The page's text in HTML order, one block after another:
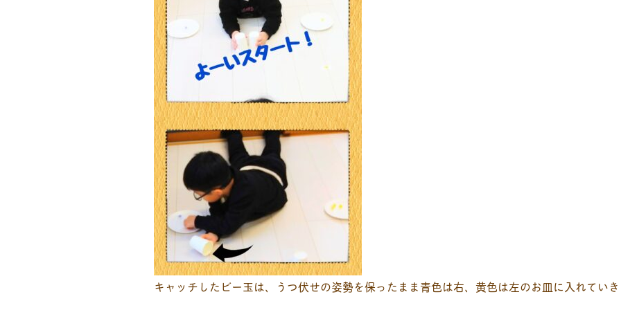
キャッチしたビー玉は、うつ伏せの姿勢を保ったまま青色は右、黄色は左のお皿に入れてい